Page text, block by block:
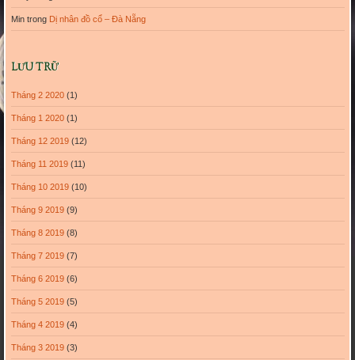
Mintrong Dị nhân đồ cổ – Đà Nẵng
LƯU TRỮ
Tháng 2 2020(1)
Tháng 1 2020(1)
Tháng 12 2019(12)
Tháng 11 2019(11)
Tháng 10 2019(10)
Tháng 9 2019(9)
Tháng 8 2019(8)
Tháng 7 2019(7)
Tháng 6 2019(6)
Tháng 5 2019(5)
Tháng 4 2019(4)
Tháng 3 2019(3)